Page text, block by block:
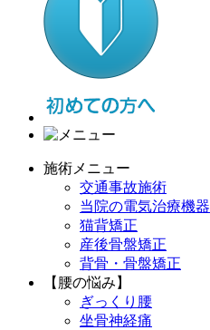
施術メニュー
交通事故施術
当院の電気治療機器
猫背矯正
産後骨盤矯正
背骨・骨盤矯正
【腰の悩み】
ぎっくり腰
坐骨神経痛